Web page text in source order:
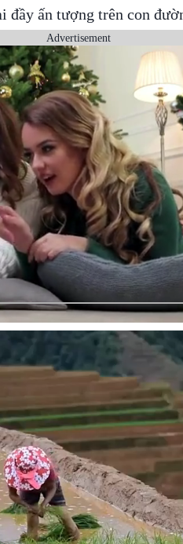
đầy ấn tượng trên con
Advertisement